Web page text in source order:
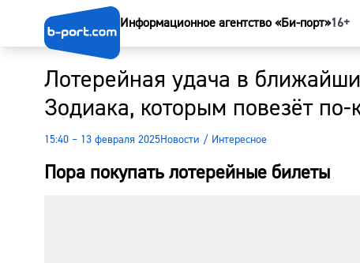
Информационное агентство «Би-порт»16+
Лотерейная удача в
Зодиака, которым повезёт
15:40 – 13 февраля 2025Новости / Интересное
Пора покупать лотерейные билеты